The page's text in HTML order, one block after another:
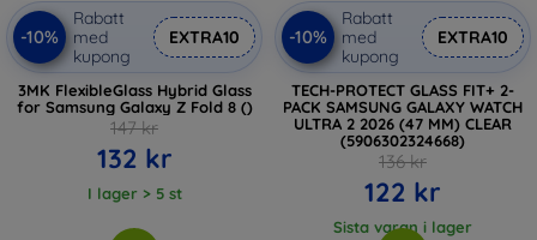
-10%
Rabatt
med
kupong
EXTRA10
3MK FlexibleGlass Hybrid Glass
for Samsung Galaxy Z Fold 8 ()
147 kr
132 kr
I lager > 5 st
-10%
Rabatt
med
kupong
EXTRA10
TECH-PROTECT GLASS FIT+ 2-
PACK SAMSUNG GALAXY WATCH
ULTRA 2 2026 (47 MM) CLEAR
(5906302324668)
136 kr
122 kr
Sista varan i lager